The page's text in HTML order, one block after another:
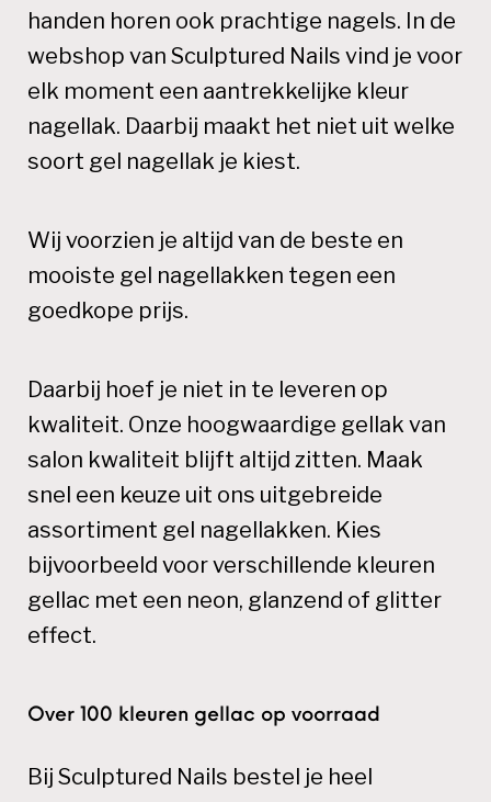
handen horen ook prachtige nagels. In de
webshop van Sculptured Nails vind je voor
elk moment een aantrekkelijke kleur
nagellak. Daarbij maakt het niet uit welke
soort gel nagellak je kiest.
Wij voorzien je altijd van de beste en
mooiste gel nagellakken tegen een
goedkope prijs.
Daarbij hoef je niet in te leveren op
kwaliteit. Onze hoogwaardige gellak van
salon kwaliteit blijft altijd zitten. Maak
snel een keuze uit ons uitgebreide
assortiment gel nagellakken. Kies
bijvoorbeeld voor verschillende kleuren
gellac met een neon, glanzend of glitter
effect.
Over 100 kleuren gellac op voorraad
Bij Sculptured Nails bestel je heel